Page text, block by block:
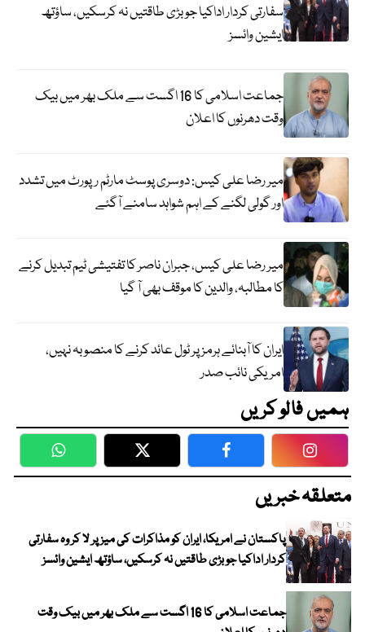
سفارتی کردار اداکیا جو بڑی طاقتیں نہ کرسکیں، ساؤتھ
ایشین وائسز
جماعت اسلامی کا 16 اگست سے ملک بھر میں بیک
وقت دھرنوں کا اعلان
میر رضا علی کیس: دوسری پوسٹ مارٹم رپورٹ میں تشدد
اور گولی لگنے کے اہم شواہد سامنے آگئے
میر رضا علی کیس، جبران ناصر کا تفتیشی ٹیم تبدیل کرنے
کا مطالبہ، والدین کا موقف بھی آ گیا
ایران کا آبنائے ہرمز پر ٹول عائد کرنے کا منصوبہ نہیں،
امریکی نائب صدر
ہمیں فالو کریں
WhatsApp Twitter Facebook
متعلقہ خبریں
پاکستان نے امریکا، ایران کو مذاکرات کی میز پر لا کر وہ سفارتی
کردار اداکیا جو بڑی طاقتیں نہ کرسکیں، ساؤتھ ایشین وائسز
جماعت اسلامی کا 16 اگست سے ملک بھر میں بیک وقت